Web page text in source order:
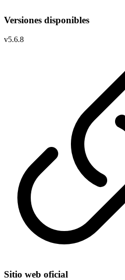
Versiones disponibles
v5.6.8
Sitio web oficial